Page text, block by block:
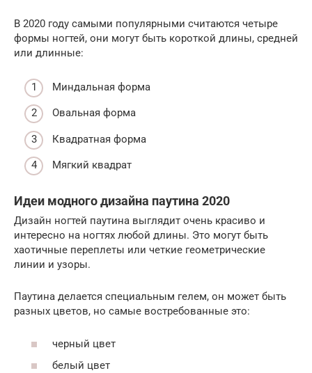
В 2020 году самыми популярными считаются четыре
формы ногтей, они могут быть короткой длины, средней
или длинные:
Миндальная форма
Овальная форма
Квадратная форма
Мягкий квадрат
Идеи модного дизайна паутина 2020
Дизайн ногтей паутина выглядит очень красиво и
интересно на ногтях любой длины. Это могут быть
хаотичные переплеты или четкие геометрические
линии и узоры.
Паутина делается специальным гелем, он может быть
разных цветов, но самые востребованные это:
черный цвет
белый цвет